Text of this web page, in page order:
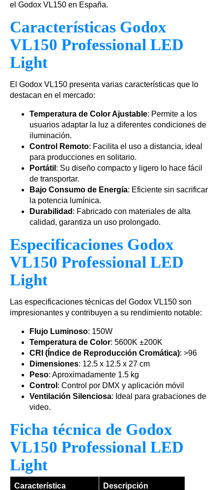
el Godox VL150 en España.
Características Godox
VL150 Professional LED
Light
El Godox VL150 presenta varias características que lo
destacan en el mercado:
Temperatura de Color Ajustable: Permite a los
usuarios adaptar la luz a diferentes condiciones de
iluminación.
Control Remoto: Facilita el uso a distancia, ideal
para producciones en solitario.
Portátil : Su diseño compacto y ligero lo hace fácil
de transportar.
Bajo Consumo de Energía: Eficiente sin sacrificar
la potencia lumínica.
Durabilidad : Fabricado con materiales de alta
calidad, garantiza un uso prolongado.
Especificaciones Godox
VL150 Professional LED
Light
Las especificaciones técnicas del Godox VL150 son
impresionantes y contribuyen a su rendimiento notable:
Flujo Luminoso: 150W
Temperatura de Color: 5600K ±200K
CRI (Índice de Reproducción Cromática): >96
Dimensiones: 12.5 x 12.5 x 27 cm
Peso: Aproximadamente 1.5 kg
Control : Control por DMX y aplicación móvil
Ventilación Silenciosa: Ideal para grabaciones de
video.
Ficha técnica de Godox
VL150 Professional LED
Light
Característica Descripción